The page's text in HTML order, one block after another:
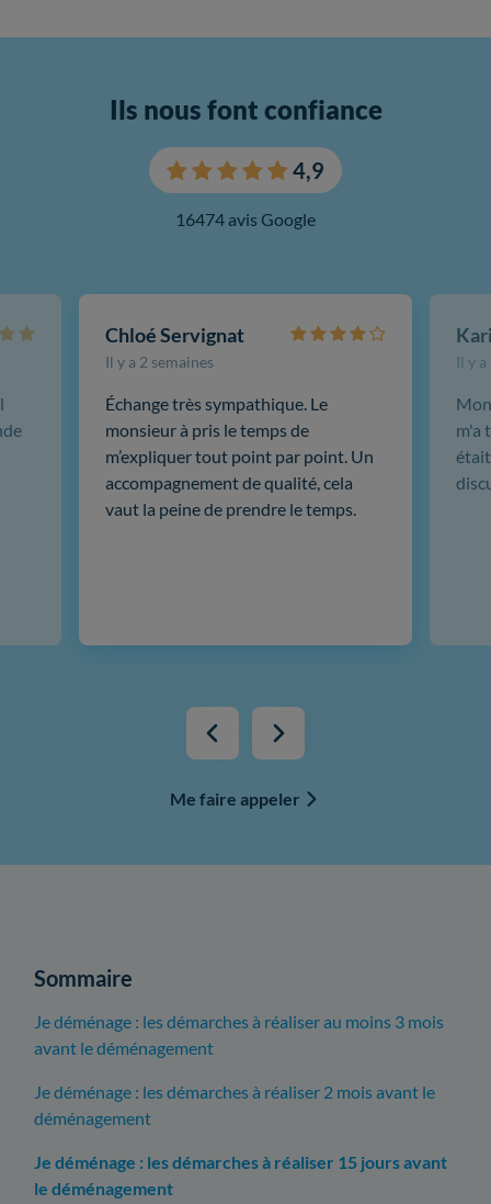
Ils nous font confiance
4,9
16474 avis Google
Chloé Servignat
Il y a 2 semaines
Échange très sympathique. Le
monsieur à pris le temps de
m’expliquer tout point par point. Un
accompagnement de qualité, cela
vaut la peine de prendre le temps.
Il y
m'a
Me faire appeler
Sommaire
Je déménage : les démarches à réaliser au moins 3 mois
avant le déménagement
Je déménage : les démarches à réaliser 2 mois avant le
déménagement
Je déménage : les démarches à réaliser 15 jours avant
le déménagement